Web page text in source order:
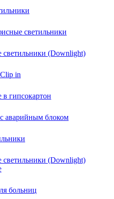
светильники
светильники (Downlight)
in
гипсокартон
аварийным блоком
светильники (Downlight)
больниц